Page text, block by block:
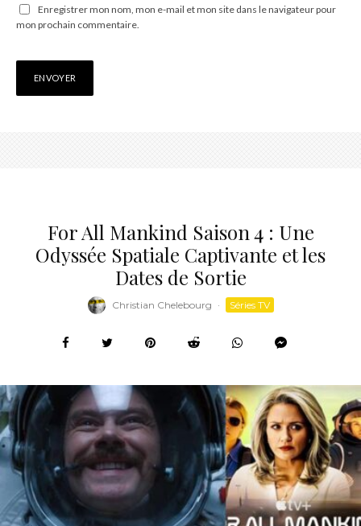
Enregistrer mon nom, mon e-mail et mon site dans le navigateur pour
mon prochain commentaire.
For All Mankind Saison 4 : Une
Odyssée Spatiale Captivante et les
Dates de Sortie
Christian Chelebourg · Séries TV